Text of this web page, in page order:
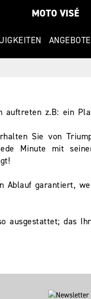
MOTO VISÉ
ANGEBOTE
auftreten z.B: ein
Sie von
Minute mit
Ablauf garantiert,
ausgestattet; das